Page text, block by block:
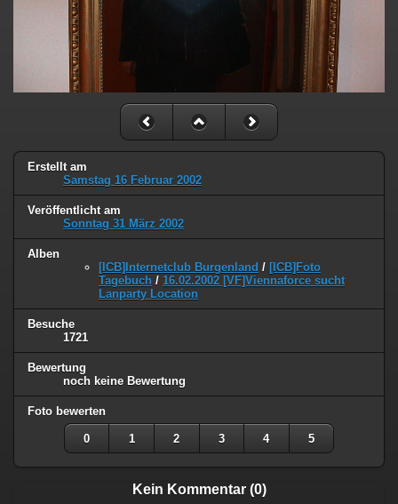
Erstellt am
Samstag 16 Februar 2002
Veröffentlicht am
Sonntag 31 März 2002
Alben
[ICB]Internetclub Burgenland / [ICB]Foto
Tagebuch / 16.02.2002 [VF]Viennaforce sucht
Lanparty Location
Besuche
1721
Bewertung
noch keine Bewertung
Foto bewerten
0 1 2 3 4 5
Kein Kommentar (0)